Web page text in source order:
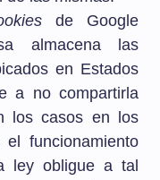
de Google
almacena las
en Estados
a no compartirla
los casos en los
funcionamiento
ley obligue a tal